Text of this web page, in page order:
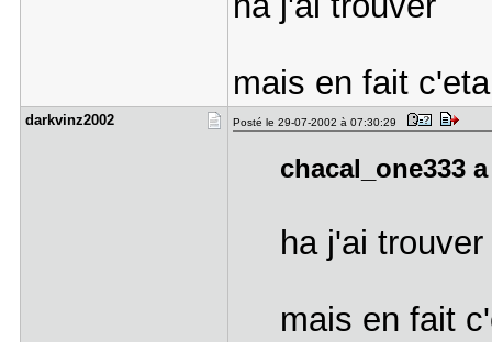
mais en fait
darkvinz20​02 Posté le 29-07-2002 à 07:30:29
chacal_one333
ha j'ai trouver
mais en fait